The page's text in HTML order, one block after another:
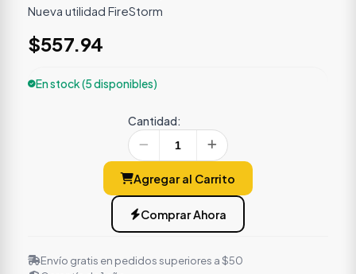
Nueva utilidad FireStorm
$557.94
En stock (5 disponibles)
Cantidad:
Agregar al Carrito
Comprar Ahora
Envío gratis en pedidos superiores a $50